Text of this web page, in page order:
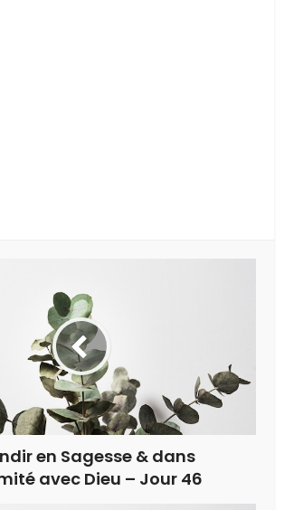
en Sagesse & dans
avec Dieu – Jour 46